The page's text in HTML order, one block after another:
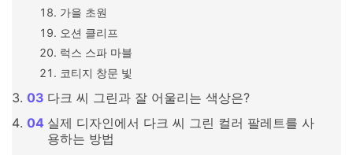
가을 초원
오션 클리프
럭스 스파 마블
코티지 창문 빛
다크 씨 그린과 잘 어울리는 색상은?
실제 디자인에서 다크 씨 그린 컬러 팔레트를 사
용하는 방법